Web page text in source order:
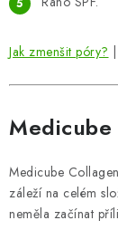
Jak zmenšit póry?
Medicube
záleží na celém
neměla začínat